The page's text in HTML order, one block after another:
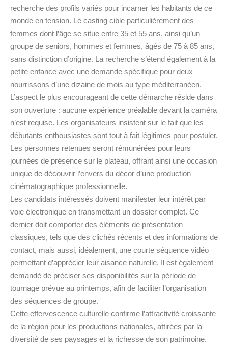
recherche des profils variés pour incarner les habitants de ce
monde en tension. Le casting cible particulièrement des
femmes dont l’âge se situe entre 35 et 55 ans, ainsi qu’un
groupe de seniors, hommes et femmes, âgés de 75 à 85 ans,
sans distinction d’origine. La recherche s’étend également à la
petite enfance avec une demande spécifique pour deux
nourrissons d’une dizaine de mois au type méditerranéen.
L’aspect le plus encourageant de cette démarche réside dans
son ouverture : aucune expérience préalable devant la caméra
n’est requise. Les organisateurs insistent sur le fait que les
débutants enthousiastes sont tout à fait légitimes pour postuler.
Les personnes retenues seront rémunérées pour leurs
journées de présence sur le plateau, offrant ainsi une occasion
unique de découvrir l’envers du décor d’une production
cinématographique professionnelle.
Les candidats intéressés doivent manifester leur intérêt par
voie électronique en transmettant un dossier complet. Ce
dernier doit comporter des éléments de présentation
classiques, tels que des clichés récents et des informations de
contact, mais aussi, idéalement, une courte séquence vidéo
permettant d’apprécier leur aisance naturelle. Il est également
demandé de préciser ses disponibilités sur la période de
tournage prévue au printemps, afin de faciliter l’organisation
des séquences de groupe.
Cette effervescence culturelle confirme l’attractivité croissante
de la région pour les productions nationales, attirées par la
diversité de ses paysages et la richesse de son patrimoine.